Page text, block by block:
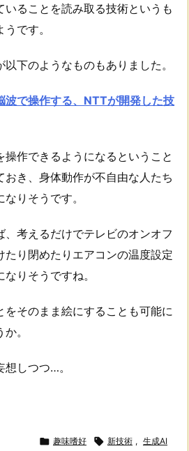
いることを読み取る技術というも
です。
下のようなものもありました。
波で操作する、NTTが開発した技
作できるようになるということ
おき、身体動作が不自由な人たち
りそうです。
、考えるだけでテレビのオンオフ
たり閉めたりエアコンの温度設定
りそうですね。
をそのまま絵にすることも可能に
。
しつつ…。
 趣味嗜好  新技術 , 生成AI